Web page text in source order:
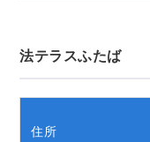
法テラスふたば
住所